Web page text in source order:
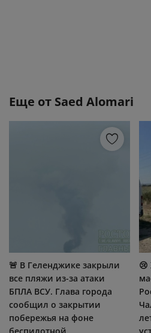
Еще от Saed Alomari
🚨 В Геленджике закрыли
все пляжи из-за атаки
БПЛА ВСУ. Глава города
сообщил о закрытии
побережья на фоне